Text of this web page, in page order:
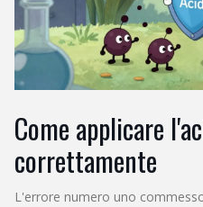
Come applicare
correttamente
L'errore numero uno